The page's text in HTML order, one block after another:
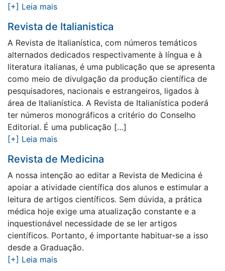
[+] Leia mais
Revista de Italianistica
A Revista de Italianística, com números temáticos
alternados dedicados respectivamente à língua e à
literatura italianas, é uma publicação que se apresenta
como meio de divulgação da produção científica de
pesquisadores, nacionais e estrangeiros, ligados à
área de Italianística. A Revista de Italianística poderá
ter números monográficos a critério do Conselho
Editorial. É uma publicação […]
[+] Leia mais
Revista de Medicina
A nossa intenção ao editar a Revista de Medicina é
apoiar a atividade científica dos alunos e estimular a
leitura de artigos científicos. Sem dúvida, a prática
médica hoje exige uma atualização constante e a
inquestionável necessidade de se ler artigos
científicos. Portanto, é importante habituar-se a isso
desde a Graduação.
[+] Leia mais